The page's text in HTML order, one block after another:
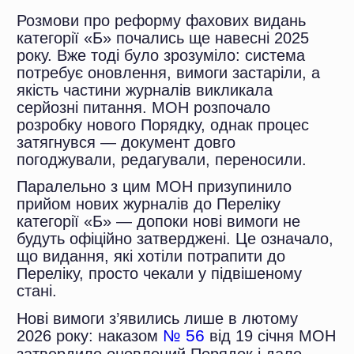
категорії «Б» — допоки нові вимоги не
будуть офіційно затверджені. Це означало,
що видання, які хотіли потрапити до
Переліку, просто чекали у підвішеному
стані.
Нові вимоги з’явились лише в лютому
2026 року: наказом
№ 56
від 19 січня МОН
затвердило оновлений Порядок і дало
журналам перехідний період до 1 червня
2026 року на підготовку та подачу заявок.
Ми детально аналізували ці вимоги,
давали прогнози щодо того, скільки видань
пройде відбір і що чекає науковців — все
це в нашій попередній статті:
Нові вимоги
чекає на фахові журнали
.
16 червня 2026 року МОН
оприлюднило результати. І
реальність виявилась несподіваною.
Передісторія: чому взагалі
переробили систему
Прогнози vs реальність: що
справдилось, а що — ні
Скільки журналів залишилось і
Хто вилетів і за що
Що важливо знати про новий
перелік